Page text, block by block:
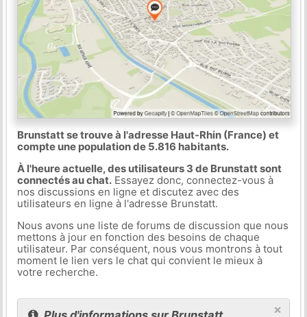
Brunstatt se trouve à l'adresse Haut-Rhin (France) et
compte une population de 5.816 habitants.
À l'heure actuelle, des utilisateurs 3 de Brunstatt sont
connectés au chat.Essayez donc, connectez-vous à
nos discussions en ligne et discutez avec des
utilisateurs en ligne à l'adresse Brunstatt.
Nous avons une liste de forums de discussion que nous
mettons à jour en fonction des besoins de chaque
utilisateur. Par conséquent, nous vous montrons à tout
moment le lien vers le chat qui convient le mieux à
votre recherche.
×